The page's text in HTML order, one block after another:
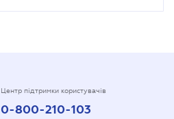
Центр підтримки користувачів
0-800-210-103